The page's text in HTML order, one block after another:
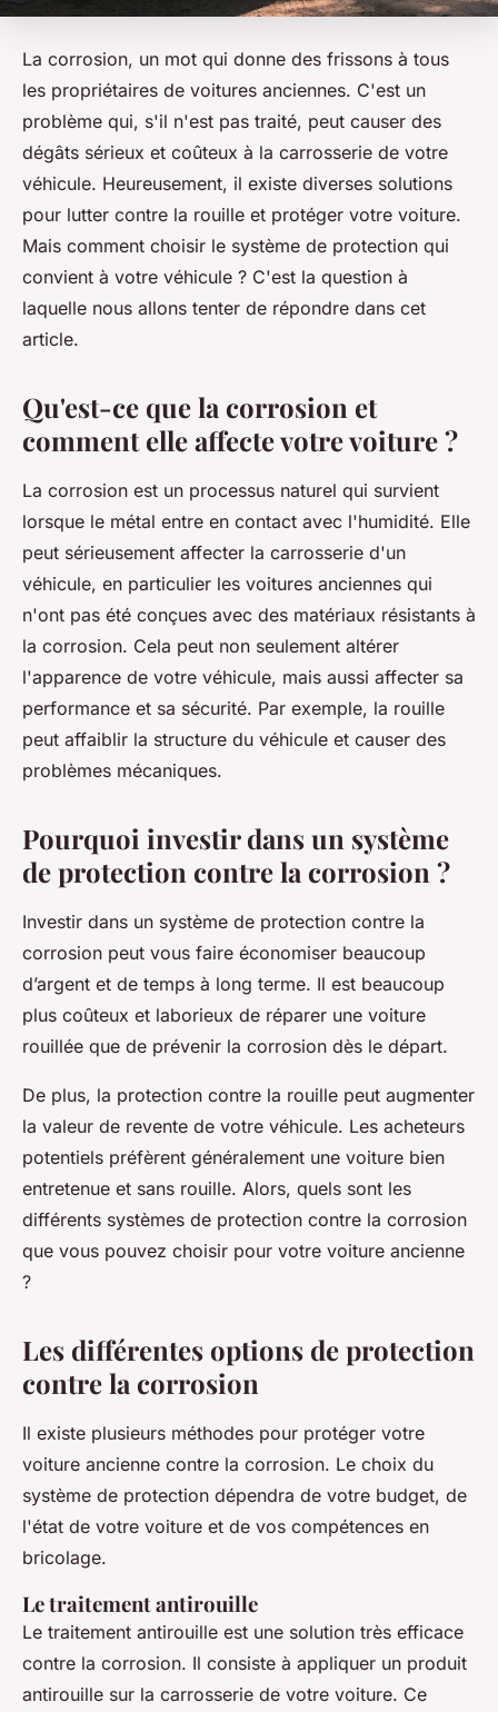
La corrosion, un mot qui donne des frissons à tous
les propriétaires de voitures anciennes. C'est un
problème qui, s'il n'est pas traité, peut causer des
dégâts sérieux et coûteux à la carrosserie de votre
véhicule. Heureusement, il existe diverses solutions
pour lutter contre la rouille et protéger votre voiture.
Mais comment choisir le système de protection qui
convient à votre véhicule ? C'est la question à
laquelle nous allons tenter de répondre dans cet
article.
Qu'est-ce que la corrosion et
comment elle affecte votre voiture ?
La corrosion est un processus naturel qui survient
lorsque le métal entre en contact avec l'humidité. Elle
peut sérieusement affecter la carrosserie d'un
véhicule, en particulier les voitures anciennes qui
n'ont pas été conçues avec des matériaux résistants à
la corrosion. Cela peut non seulement altérer
l'apparence de votre véhicule, mais aussi affecter sa
performance et sa sécurité. Par exemple, la rouille
peut affaiblir la structure du véhicule et causer des
problèmes mécaniques.
Pourquoi investir dans un système
de protection contre la corrosion ?
Investir dans un système de protection contre la
corrosion peut vous faire économiser beaucoup
d’argent et de temps à long terme. Il est beaucoup
plus coûteux et laborieux de réparer une voiture
rouillée que de prévenir la corrosion dès le départ.
De plus, la protection contre la rouille peut augmenter
la valeur de revente de votre véhicule. Les acheteurs
potentiels préfèrent généralement une voiture bien
entretenue et sans rouille. Alors, quels sont les
différents systèmes de protection contre la corrosion
que vous pouvez choisir pour votre voiture ancienne
?
Les différentes options de protection
contre la corrosion
Il existe plusieurs méthodes pour protéger votre
voiture ancienne contre la corrosion. Le choix du
système de protection dépendra de votre budget, de
l'état de votre voiture et de vos compétences en
bricolage.
Le traitement antirouille
Le traitement antirouille est une solution très efficace
contre la corrosion. Il consiste à appliquer un produit
antirouille sur la carrosserie de votre voiture. Ce